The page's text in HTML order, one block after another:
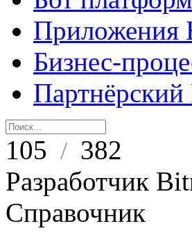
Приложения
Бизнес-
Партнёрский
105 / 382
Разработчик
Справочник